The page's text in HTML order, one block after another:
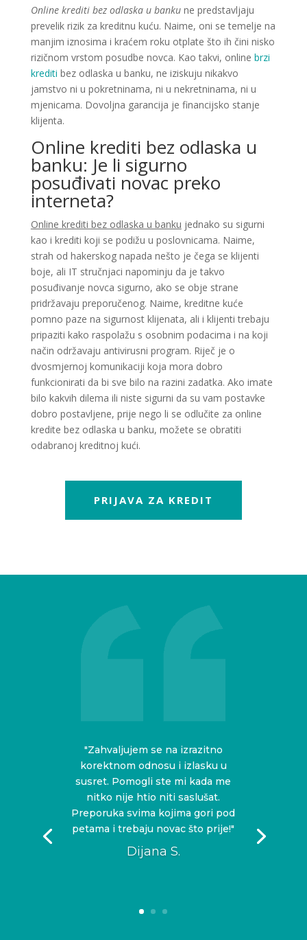
Online krediti bez odlaska u bankune predstavljaju
prevelik rizik za kreditnu kuću. Naime, oni se temelje na
manjim iznosima i kraćem roku otplate što ih čini nisko
rizičnom vrstom posudbe novca. Kao takvi, online brzi
krediti bez odlaska u banku, ne iziskuju nikakvo
jamstvo ni u pokretninama, ni u nekretninama, ni u
mjenicama. Dovoljna garancija je financijsko stanje
klijenta.
Online krediti bez odlaska u
banku: Je li sigurno
posuđivati novac preko
interneta?
Online krediti bez odlaska u banku jednako su sigurni
kao i krediti koji se podižu u poslovnicama. Naime,
strah od hakerskog napada nešto je čega se klijenti
boje, ali IT stručnjaci napominju da je takvo
posuđivanje novca sigurno, ako se obje strane
pridržavaju preporučenog. Naime, kreditne kuće
pomno paze na sigurnost klijenata, ali i klijenti trebaju
pripaziti kako raspolažu s osobnim podacima i na koji
način održavaju antivirusni program. Riječ je o
dvosmjernoj komunikaciji koja mora dobro
funkcionirati da bi sve bilo na razini zadatka. Ako imate
bilo kakvih dilema ili niste sigurni da su vam postavke
dobro postavljene, prije nego li se odlučite za online
kredite bez odlaska u banku, možete se obratiti
odabranoj kreditnoj kući.
PRIJAVA ZA KREDIT
"Zahvaljujem se na izrazitno
korektnom odnosu i izlasku u
susret. Pomogli ste mi kada me
nitko nije htio niti saslušat.
Preporuka svima kojima gori pod
petama i trebaju novac što prije!"
Dijana S.